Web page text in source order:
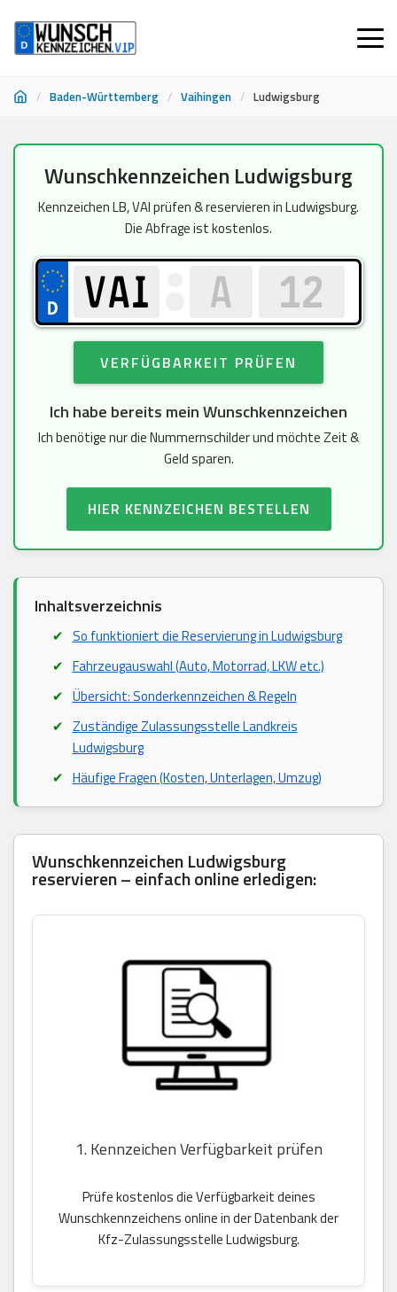
/ Baden-Württemberg / Vaihingen / Ludwigsburg
springen
Wunschkennzeichen Ludwigsburg
Kennzeichen LB, VAI prüfen & reservieren in Ludwigsburg.
Die Abfrage ist kostenlos.
VERFÜGBARKEIT PRÜFEN
Ich habe bereits mein Wunschkennzeichen
Ich benötige nur die Nummernschilder und möchte Zeit &
Geld sparen.
HIER KENNZEICHEN BESTELLEN
Inhaltsverzeichnis
So funktioniert die Reservierung in Ludwigsburg
Fahrzeugauswahl (Auto, Motorrad, LKW etc.)
Übersicht: Sonderkennzeichen & Regeln
Zuständige Zulassungsstelle Landkreis
Ludwigsburg
Häufige Fragen (Kosten, Unterlagen, Umzug)
Wunschkennzeichen Ludwigsburg
reservieren – einfach online erledigen:
1. Kennzeichen Verfügbarkeit prüfen
Prüfe kostenlos die Verfügbarkeit deines
Wunschkennzeichens online in der Datenbank der
Kfz-Zulassungsstelle Ludwigsburg.